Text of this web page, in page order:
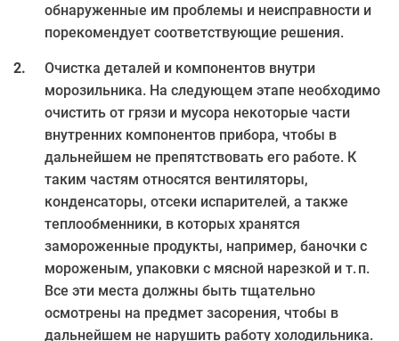
обнаруженные им проблемы и неисправности и
порекомендует соответствующие решения.
Очистка деталей и компонентов внутри
морозильника. На следующем этапе необходимо
очистить от грязи и мусора некоторые части
внутренних компонентов прибора, чтобы в
дальнейшем не препятствовать его работе. К
таким частям относятся вентиляторы,
конденсаторы, отсеки испарителей, а также
теплообменники, в которых хранятся
замороженные продукты, например, баночки с
мороженым, упаковки с мясной нарезкой и т. п.
Все эти места должны быть тщательно
осмотрены на предмет засорения, чтобы в
дальнейшем не нарушить работу холодильника.